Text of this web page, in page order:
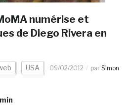
numérise et
de Diego Rivera en
USA 09/02/2012 par Simon
min